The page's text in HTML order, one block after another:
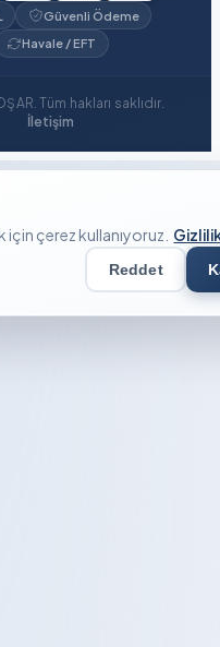
Güvenli Ödeme
Havale / EFT
Tüm hakları saklıdır.
İletişim
çerez kullanıyoruz.
Reddet